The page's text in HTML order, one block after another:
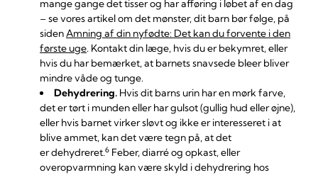
mange gange det tisser og har afføring i løbet af en dag
– se vores artikel om det mønster, dit barn bør følge, på
sidenAmning af din nyfødte: Det kan du forvente i den
første uge. Kontakt din læge, hvis du er bekymret, eller
hvis du har bemærket, at barnets snavsede bleer bliver
mindre våde og tunge.
Dehydrering. Hvis dit barns urin har en mørk farve,
det er tørt i munden eller har gulsot (gullig hud eller øjne),
eller hvis barnet virker sløvt og ikke er interesseret i at
blive ammet, kan det være tegn på, at det
er dehydreret.6 Feber, diarré og opkast, eller
overopvarmning kan være skyld i dehydrering hos